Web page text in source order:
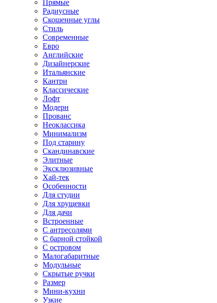
Прямые
Радиусные
Скошенные углы
Стиль
Современные
Евро
Английские
Дизайнерские
Итальянские
Кантри
Классические
Лофт
Модерн
Прованс
Неоклассика
Минимализм
Под старину
Скандинавские
Элитные
Эксклюзивные
Хай-тек
Особенности
Для студии
Для хрущевки
Для дачи
Встроенные
С антресолями
С барной стойкой
С островом
Малогабаритные
Модульные
Скрытые ручки
Размер
Мини-кухни
Узкие